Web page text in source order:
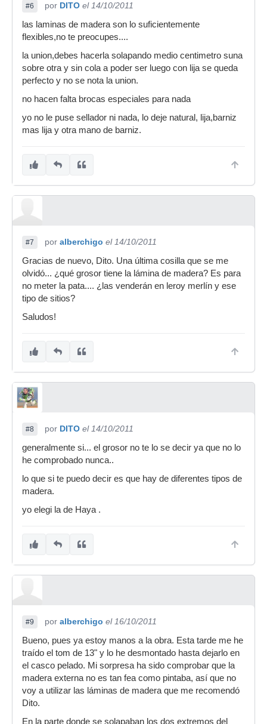
#6 por DITO el 14/10/2011
las laminas de madera son lo suficientemente
flexibles,no te preocupes....
la union,debes hacerla solapando medio centimetro suna
sobre otra y sin cola a poder ser luego con lija se queda
perfecto y no se nota la union.
no hacen falta brocas especiales para nada
yo no le puse sellador ni nada, lo deje natural, lija,barniz
mas lija y otra mano de barniz.
#7 por alberchigo el 14/10/2011
Gracias de nuevo, Dito. Una última cosilla que se me
olvidó... ¿qué grosor tiene la lámina de madera? Es para
no meter la pata.... ¿las venderán en leroy merlín y ese
tipo de sitios?
Saludos!
#8 por DITO el 14/10/2011
generalmente si... el grosor no te lo se decir ya que no lo
he comprobado nunca..
lo que si te puedo decir es que hay de diferentes tipos de
madera.
yo elegi la de Haya .
#9 por alberchigo el 16/10/2011
Bueno, pues ya estoy manos a la obra. Esta tarde me he
traído el tom de 13" y lo he desmontado hasta dejarlo en
el casco pelado. Mi sorpresa ha sido comprobar que la
madera externa no es tan fea como pintaba, así que no
voy a utilizar las láminas de madera que me recomendó
Dito.
En la parte donde se solapaban los dos extremos del